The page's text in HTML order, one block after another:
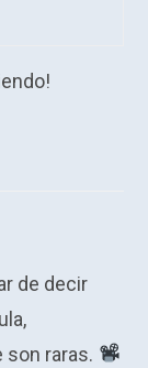
de decir
son raras.